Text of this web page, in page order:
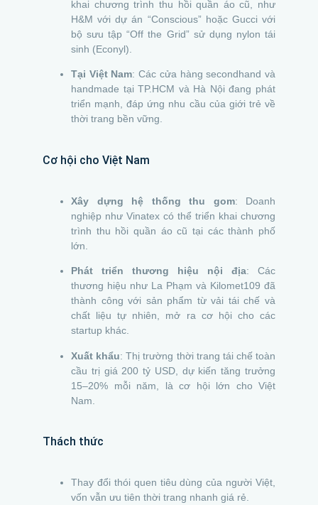
khai chương trình thu hồi quần áo cũ, như
H&M với dự án “Conscious” hoặc Gucci với
bộ sưu tập “Off the Grid” sử dụng nylon tái
sinh (Econyl).
Tại Việt Nam: Các cửa hàng secondhand và
handmade tại TP.HCM và Hà Nội đang phát
triển mạnh, đáp ứng nhu cầu của giới trẻ về
thời trang bền vững.
Cơ hội cho Việt Nam
Xây dựng hệ thống thu gom: Doanh
nghiệp như Vinatex có thể triển khai chương
trình thu hồi quần áo cũ tại các thành phố
lớn.
Phát triển thương hiệu nội địa: Các
thương hiệu như La Phạm và Kilomet109 đã
thành công với sản phẩm từ vải tái chế và
chất liệu tự nhiên, mở ra cơ hội cho các
startup khác.
Xuất khẩu: Thị trường thời trang tái chế toàn
cầu trị giá 200 tỷ USD, dự kiến tăng trưởng
15–20% mỗi năm, là cơ hội lớn cho Việt
Nam.
Thách thức
Thay đổi thói quen tiêu dùng của người Việt,
vốn vẫn ưu tiên thời trang nhanh giá rẻ.